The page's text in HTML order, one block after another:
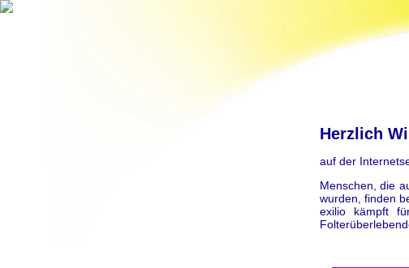
Herzlich
auf der
Menschen, die
wurden, finden
exilio kämpft